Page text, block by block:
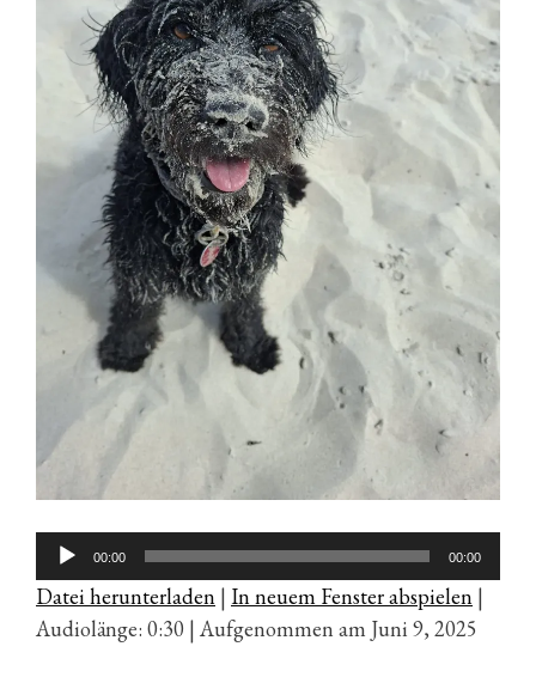
Audio-
Player
00:00 00:00
Datei herunterladen | In neuem Fenster abspielen |
Audiolänge: 0:30 | Aufgenommen am Juni 9, 2025